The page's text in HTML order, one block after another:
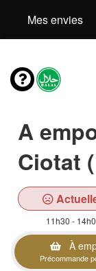
Mes envies
A
Ciotat
11h30 -
À
Précommande